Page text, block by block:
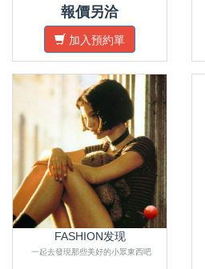
報價另洽
加入預約單
FASHION发现
一起去發現那些美好的小眾東西吧